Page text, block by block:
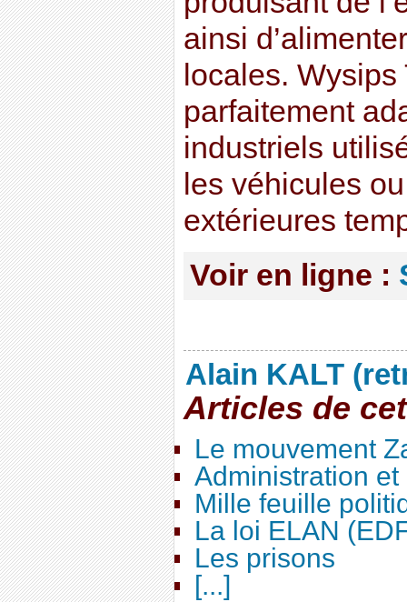
ainsi
locales.
parfaitement
industriels
les véhicules
extérieures
Voir en ligne :
Alain KALT
Articles de
Le mouvement
Administration
Mille feuille
La loi ELAN
Les prisons
[...]